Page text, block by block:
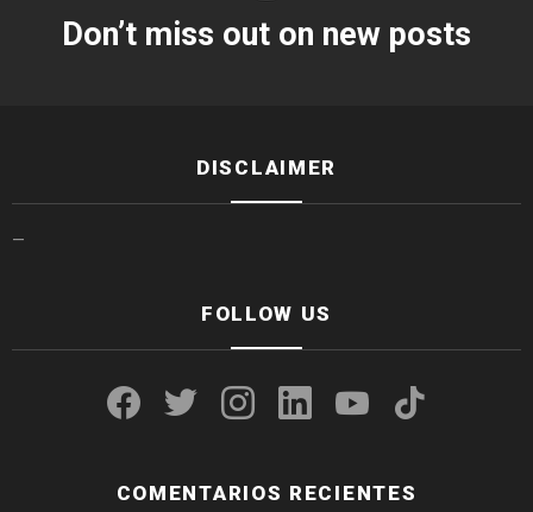
Don’t miss out on new posts
DISCLAIMER
—
FOLLOW US
COMENTARIOS RECIENTES